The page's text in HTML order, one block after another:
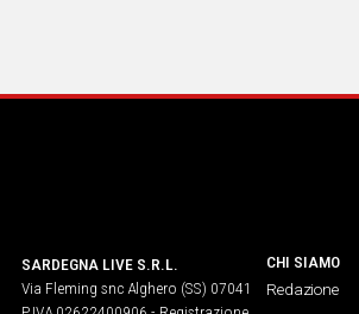
SARDEGNA LIVE S.R.L.
Via Fleming snc Alghero (SS) 07041
CHI SIAMO
Redazione